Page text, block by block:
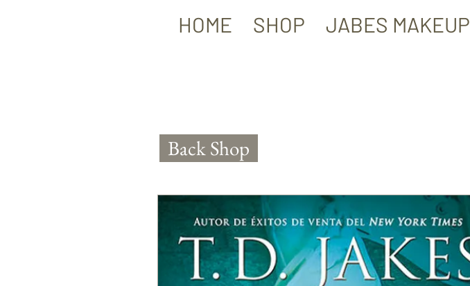
HOME SHOP JABES MAKEUP
Back Shop